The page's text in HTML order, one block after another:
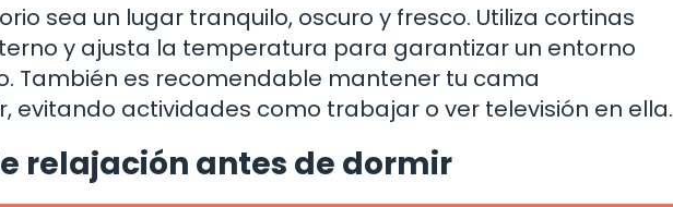
sea un lugar tranquilo, oscuro y fresco. Utiliza cortinas
y ajusta la temperatura para garantizar un entorno
También es recomendable mantener tu cama
evitando actividades como trabajar o ver televisión en ella.
relajación antes de dormir